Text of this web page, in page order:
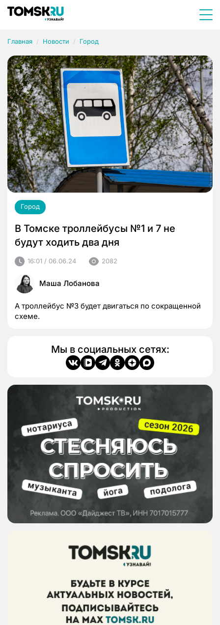
Главная Новости Город
Город
В Томске троллейбусы №1 и 7 не
будут ходить два дня
16:01 / 06.06.24 2082
Маша Лобанова
А троллейбус №3 будет двигаться по сокращенной
схеме.
Мы в социальных сетях: